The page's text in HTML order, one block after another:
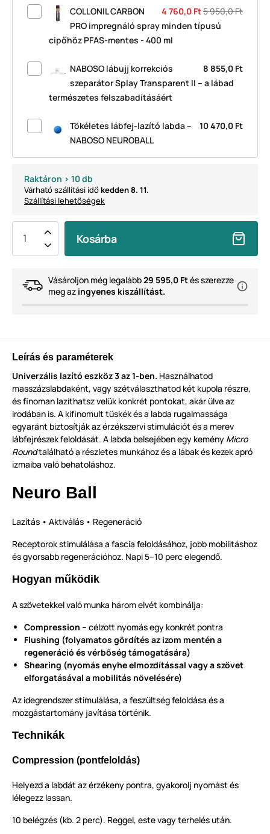
4 760,0 Ft5 950,0 Ft
COLLONIL CARBON
PRO impregnáló spray minden típusú
cipőhöz PFAS-mentes - 400 ml
8 855,0 Ft
NABOSO lábujj korrekciós
szeparátor Splay Transparent II – a lábad
természetes felszabadításáért
10 470,0 Ft
Tökéletes lábfej-lazító labda –
NABOSO NEUROBALL
Raktáron > 10 db
Várható szállítási időkedden 8. 11.
Szállítási lehetőségek
Kosárba
Vásároljon még legalább29 595,0 Ftés szerezze
meg az ingyenes kiszállítást.
Leírás és paraméterek
Univerzális lazító eszköz 3 az 1-ben. Használhatod
masszázslabdaként, vagy szétválaszthatod két kupola részre,
és finoman lazíthatsz velük konkrét pontokat, akár ülve az
irodában is. A kifinomult tüskék és a labda rugalmassága
egyaránt biztosítják az érzékszervi stimulációt és a merev
lábfejrészek feloldását. A labda belsejében egy kemény Micro
Roundtalálható a részletes munkához és a lábak és kezek apró
izmaiba való behatoláshoz.
Neuro Ball
Lazítás • Aktiválás • Regeneráció
Receptorok stimulálása a fascia feloldásához, jobb mobilitáshoz
és gyorsabb regenerációhoz. Napi 5–10 perc elegendő.
Hogyan működik
A szövetekkel való munka három elvét kombinálja:
Compression – célzott nyomás egy konkrét pontra
Flushing (folyamatos gördítés az izom mentén a
regeneráció és vérbőség támogatására)
Shearing (nyomás enyhe elmozdítással vagy a szövet
elforgatásával a mobilitás növelésére)
Az idegrendszer stimulálása, a feszültség feloldása és a
mozgástartomány javítása történik.
Technikák
Compression (pontfeloldás)
Helyezd a labdát az érzékeny pontra, gyakorolj nyomást és
lélegezz lassan.
10 belégzés (kb. 2 perc). Reggel, este vagy terhelés után.